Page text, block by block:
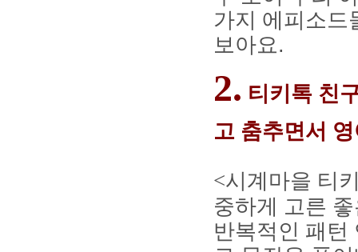
가지 에피소드
보아요.
2. 티키톡 친
고 춤추면서
<시계마을 티
중하게 고른
반복적인 패턴